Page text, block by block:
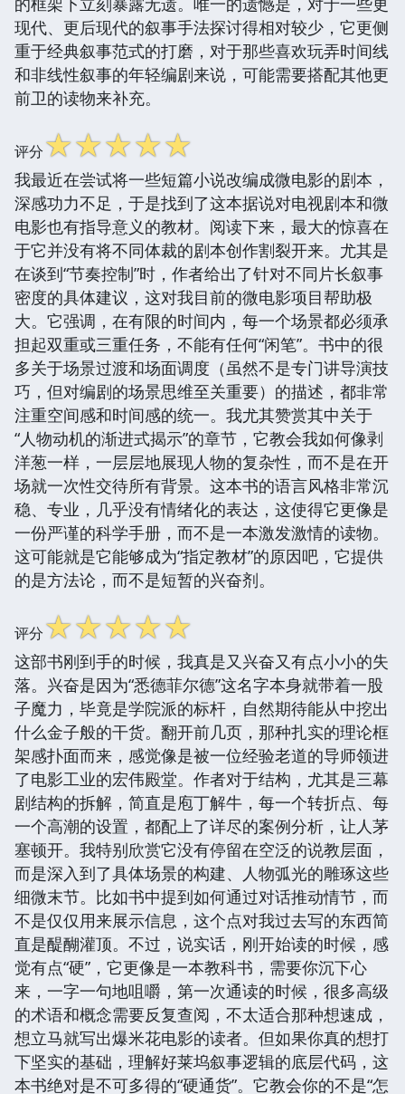
现代、更后现代的叙事手法探讨得相对较少，它更侧
重于经典叙事范式的打磨，对于那些喜欢玩弄时间线
和非线性叙事的年轻编剧来说，可能需要搭配其他更
前卫的读物来补充。
评分☆☆☆☆☆
我最近在尝试将一些短篇小说改编成微电影的剧本，
深感功力不足，于是找到了这本据说对电视剧本和微
电影也有指导意义的教材。阅读下来，最大的惊喜在
于它并没有将不同体裁的剧本创作割裂开来。尤其是
在谈到“节奏控制”时，作者给出了针对不同片长叙事
密度的具体建议，这对我目前的微电影项目帮助极
大。它强调，在有限的时间内，每一个场景都必须承
担起双重或三重任务，不能有任何“闲笔”。书中的很
多关于场景过渡和场面调度（虽然不是专门讲导演技
巧，但对编剧的场景思维至关重要）的描述，都非常
注重空间感和时间感的统一。我尤其赞赏其中关于
“人物动机的渐进式揭示”的章节，它教会我如何像剥
洋葱一样，一层层地展现人物的复杂性，而不是在开
场就一次性交待所有背景。这本书的语言风格非常沉
稳、专业，几乎没有情绪化的表达，这使得它更像是
一份严谨的科学手册，而不是一本激发激情的读物。
这可能就是它能够成为“指定教材”的原因吧，它提供
的是方法论，而不是短暂的兴奋剂。
评分☆☆☆☆☆
这部书刚到手的时候，我真是又兴奋又有点小小的失
落。兴奋是因为“悉德菲尔德”这名字本身就带着一股
子魔力，毕竟是学院派的标杆，自然期待能从中挖出
什么金子般的干货。翻开前几页，那种扎实的理论框
架感扑面而来，感觉像是被一位经验老道的导师领进
了电影工业的宏伟殿堂。作者对于结构，尤其是三幕
剧结构的拆解，简直是庖丁解牛，每一个转折点、每
一个高潮的设置，都配上了详尽的案例分析，让人茅
塞顿开。我特别欣赏它没有停留在空泛的说教层面，
而是深入到了具体场景的构建、人物弧光的雕琢这些
细微末节。比如书中提到如何通过对话推动情节，而
不是仅仅用来展示信息，这个点对我过去写的东西简
直是醍醐灌顶。不过，说实话，刚开始读的时候，感
觉有点“硬”，它更像是一本教科书，需要你沉下心
来，一字一句地咀嚼，第一次通读的时候，很多高级
的术语和概念需要反复查阅，不太适合那种想速成，
想立马就写出爆米花电影的读者。但如果你真的想打
下坚实的基础，理解好莱坞叙事逻辑的底层代码，这
本书绝对是不可多得的“硬通货”。它教会你的不是“怎